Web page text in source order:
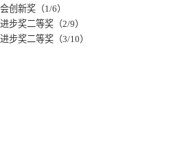
创新奖（1/6）
步奖二等奖（2/9）
步奖二等奖（3/10）